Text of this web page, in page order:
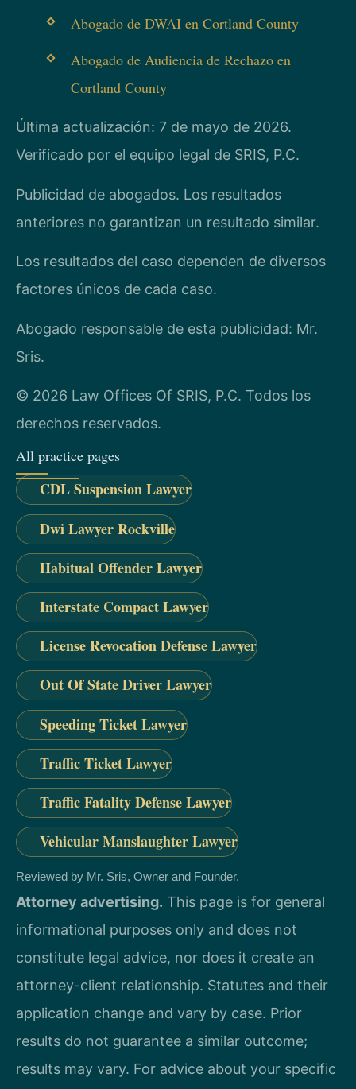
Abogado de DWAI en Cortland County
Abogado de Audiencia de Rechazo en
Cortland County
Última actualización: 7 de mayo de 2026.
Verificado por el equipo legal de SRIS, P.C.
Publicidad de abogados. Los resultados
anteriores no garantizan un resultado similar.
Los resultados del caso dependen de diversos
factores únicos de cada caso.
Abogado responsable de esta publicidad: Mr.
Sris.
© 2026 Law Offices Of SRIS, P.C. Todos los
derechos reservados.
All practice pages
CDL Suspension Lawyer
Dwi Lawyer Rockville
Habitual Offender Lawyer
Interstate Compact Lawyer
License Revocation Defense Lawyer
Out Of State Driver Lawyer
Speeding Ticket Lawyer
Traffic Ticket Lawyer
Traffic Fatality Defense Lawyer
Vehicular Manslaughter Lawyer
Reviewed by Mr. Sris, Owner and Founder.
Attorney advertising. This page is for general
informational purposes only and does not
constitute legal advice, nor does it create an
attorney-client relationship. Statutes and their
application change and vary by case. Prior
results do not guarantee a similar outcome;
results may vary. For advice about your specific